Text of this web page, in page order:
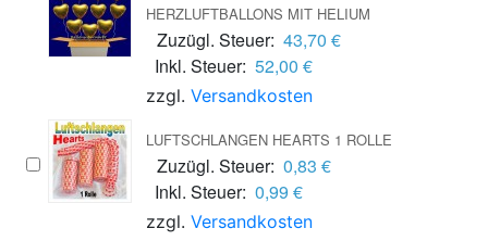
HERZLUFTBALLONS MIT HELIUM
Zuzügl. Steuer: 43,70 €
Inkl. Steuer: 52,00 €
zzgl. Versandkosten
LUFTSCHLANGEN HEARTS 1 ROLLE
Zuzügl. Steuer: 0,83 €
Inkl. Steuer: 0,99 €
zzgl. Versandkosten